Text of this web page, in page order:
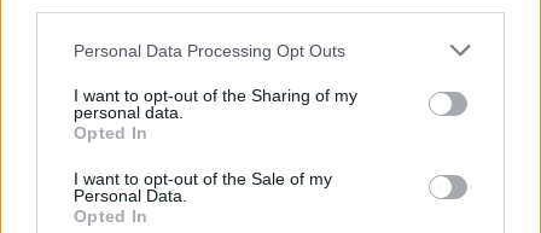
Personal Data Processing Opt Outs
I want to opt-out of the Sharing of my
personal data.
Opted In
I want to opt-out of the Sale of my
Personal Data.
Opted In
Ακολουθήστε το onalert.gr στο
ΜΑΝΜΠΙΤΖ